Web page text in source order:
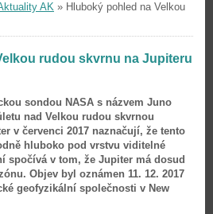
AK » Hluboký pohled na Velkou
rudou skvrnu na Jupiteru
sondou NASA s názvem Juno
nad Velkou rudou skvrnou
v červenci 2017 naznačují, že tento
hluboko pod vrstvu viditelné
spočívá v tom, že Jupiter má dosud
Objev byl oznámen 11. 12. 2017
geofyzikální společnosti v New